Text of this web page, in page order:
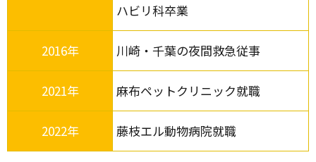
ハビリ科卒業
2016年 川崎・千葉の夜間救急従事
2021年 麻布ペットクリニック就職
2022年 藤枝エル動物病院就職